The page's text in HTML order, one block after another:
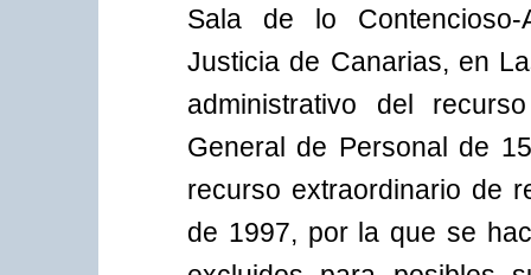
Sala de lo Contencioso-
Justicia de Canarias, en
administrativo del
General de Personal de
recurso extraordinario de
de 1997, por la que se